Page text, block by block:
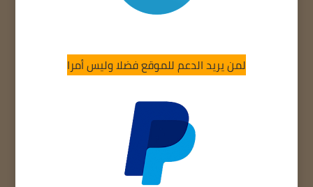
لمن يريد الدعم للموقع فضلا وليس أمرا